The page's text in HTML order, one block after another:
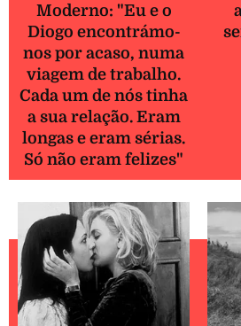
Moderno: "Eu e o
Diogo encontrámo-
nos por acaso, numa
viagem de trabalho.
Cada um de nós tinha
a sua relação. Eram
longas e eram sérias.
Só não eram felizes"